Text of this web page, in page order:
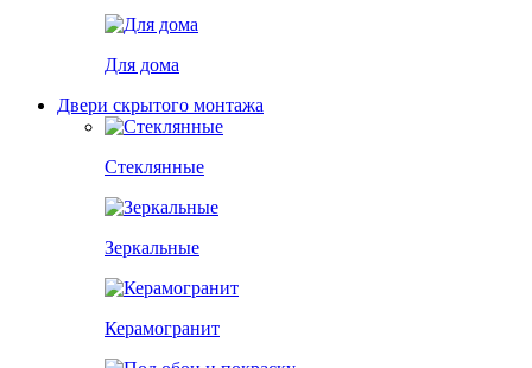
Для дома
Двери скрытого монтажа
Стеклянные
Зеркальные
Керамогранит